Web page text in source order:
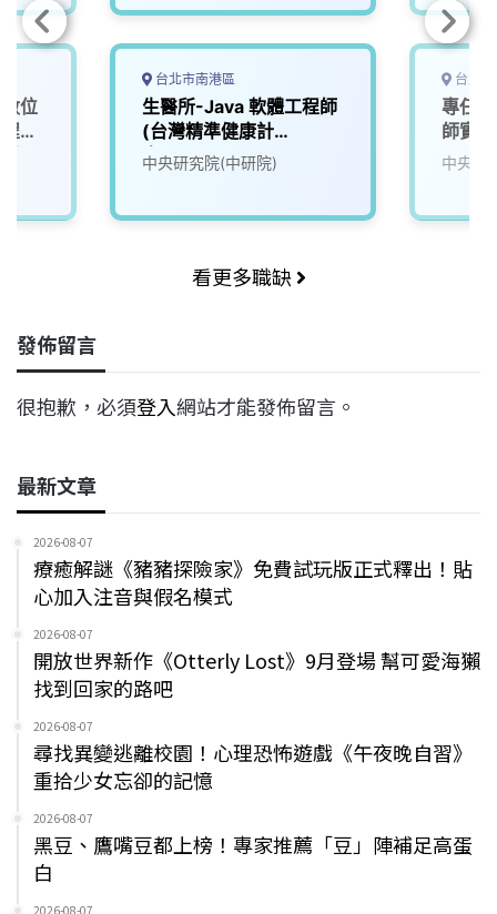
位
追
台北市南港區
生醫所-Java 軟體工程師
(台灣精準健康計
畫)2606-03
中央研究院(中研院)
台北
專任
師實
中央研
看更多職缺
發佈留言
很抱歉，必須登入網站才能發佈留言。
最新文章
2026-08-07
療癒解謎《豬豬探險家》免費試玩版正式釋出！貼
心加入注音與假名模式
2026-08-07
開放世界新作《Otterly Lost》9月登場 幫可愛海獺
找到回家的路吧
2026-08-07
尋找異變逃離校園！心理恐怖遊戲《午夜晚自習》
重拾少女忘卻的記憶
2026-08-07
黑豆、鷹嘴豆都上榜！專家推薦「豆」陣補足高蛋
白
2026-08-07